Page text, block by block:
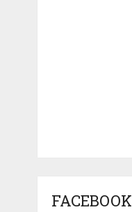
FACEBOOK